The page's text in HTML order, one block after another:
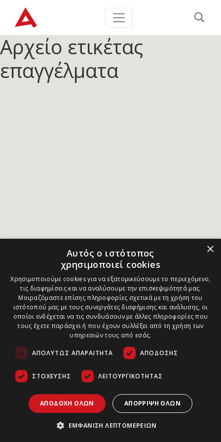
Αρχείο ετικέτας
επαγγέλματα
×
Αυτός ο ιστότοπος
χρησιμοποιεί cookies
Χρησιμοποιούμε cookies για να εξατομικεύσουμε το περιεχόμενο,
τις διαφημίσεις και να αναλύσουμε την επισκεψιμότητά μας.
Μοιραζόμαστε επίσης πληροφορίες σχετικά με τη χρήση του
ιστότοπού μας με τους συνεργάτες διαφήμισης και ανάλυσης, οι
οποίοι ενδέχεται να τις συνδυάσουν με άλλες πληροφορίες που
τους έχετε παράσχει ή που έχουν συλλέξει από τη χρήση των
υπηρεσιών τους από εσάς.
ΑΠΟΛΎΤΩΣ ΑΠΑΡΑΊΤΗΤΑ ΑΠΌΔΟΣΗΣ
ΣΤΌΧΕΥΣΗΣ ΛΕΙΤΟΥΡΓΙΚΌΤΗΤΑΣ
ΑΠΟΔΟΧΉ ΌΛΩΝ ΑΠΌΡΡΙΨΗ ΌΛΩΝ
ΕΜΦΆΝΙΣΗ ΛΕΠΤΟΜΕΡΕΙΏΝ